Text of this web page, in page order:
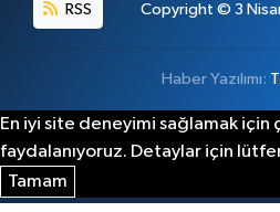
RSS Copyright © 3
Haber Yazılımı:
En iyi site deneyimi sağlamak
faydalanıyoruz. Detaylar için
Tamam